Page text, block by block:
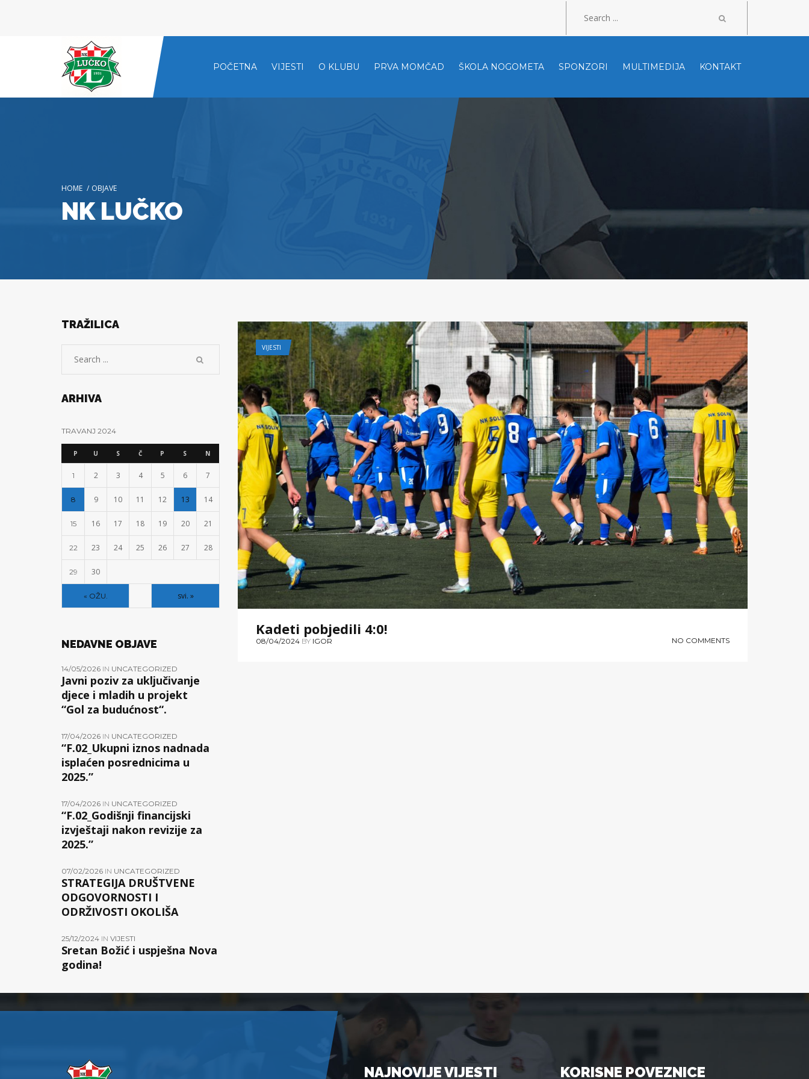
POČETNA VIJESTI O KLUBU PRVA MOMČAD ŠKOLA NOGOMETA SPONZORI MULTIMEDIJA KONTAKT
HOME / OBJAVE
NK LUČKO
VIJESTI
Kadeti pobjedili 4:0!
08/04/2024BY IGOR NO COMMENTS
TRAŽILICA
ARHIVA
TRAVANJ 2024
P U S Č P S N
« OŽU. svi. »
1 2 3 4 5 6 7
8 9 10 11 12 13 14
15 16 17 18 19 20 21
22 23 24 25 26 27 28
29 30
NEDAVNE OBJAVE
14/05/2026 IN UNCATEGORIZED
Javni poziv za uključivanje
djece i mladih u projekt
“Gol za budućnost“.
17/04/2026 IN UNCATEGORIZED
“F.02_Ukupni iznos nadnada
isplaćen posrednicima u
2025.”
17/04/2026 IN UNCATEGORIZED
“F.02_Godišnji financijski
izvještaji nakon revizije za
2025.”
07/02/2026 IN UNCATEGORIZED
STRATEGIJA DRUŠTVENE
ODGOVORNOSTI I
ODRŽIVOSTI OKOLIŠA
25/12/2024 IN VIJESTI
Sretan Božić i uspješna Nova
godina!
NAJNOVIJE VIJESTI KORISNE POVEZNICE